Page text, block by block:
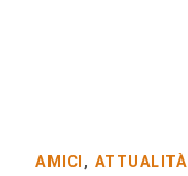
AMICI, ATTUALITÀ